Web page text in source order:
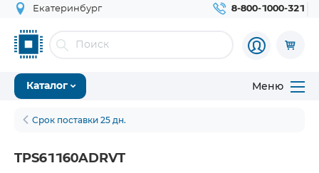
Екатеринбург 8-800-1000-321
Каталог Меню
Срок поставки 25 дн.
TPS61160ADRVT